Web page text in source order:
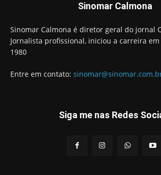
Sinomar Calmona
Sinomar Calmona é diretor geral do jornal
Jornalista profissional, iniciou a carreira
1980
Entre em contato:
Siga me nas Redes